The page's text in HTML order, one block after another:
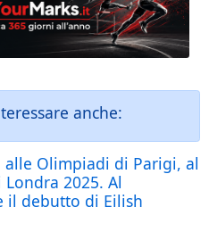
anche:
alle Olimpiadi di Parigi, al
2025. Al
il debutto di Eilish